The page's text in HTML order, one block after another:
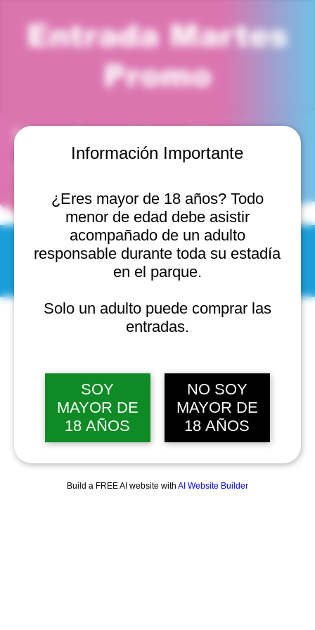
Información Importante
¿Eres mayor de 18 años? Todo
menor de edad debe asistir
acompañado de un adulto
responsable durante toda su estadía
en el parque.
Solo un adulto puede comprar las
entradas.
SOY
MAYOR DE
18 AÑOS
NO SOY
MAYOR DE
18 AÑOS
Build a FREE AI website with AI Website Builder
Entrada Martes
Promo
Horario y ubicación
del Mar, Valparaíso, Chile